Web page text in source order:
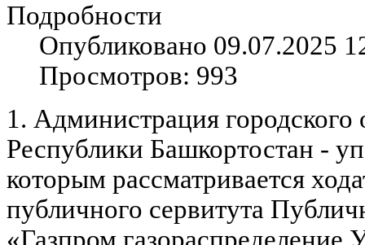
Подробности
Опубликовано 09.07.2025
Просмотров: 993
1. Администрация городского
Республики Башкортостан -
которым рассматривается
публичного сервитута